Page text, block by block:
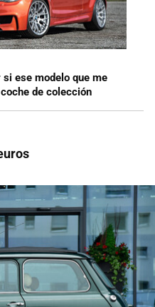
ese modelo que me
de colección